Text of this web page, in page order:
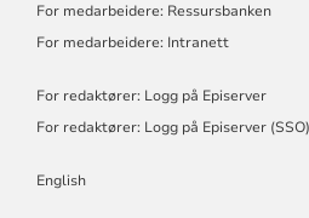
For medarbeidere: Ressursbanken
For medarbeidere: Intranett
For redaktører: Logg på Episerver
For redaktører: Logg på Episerver (SSO)
English